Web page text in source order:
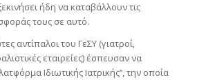
ήδη να καταβάλλουν τις
τους σε αυτό.
αντίπαλοι του ΓεΣΥ (γιατροί,
εταιρείες) έσπευσαν να
Ιδιωτικής Ιατρικής’’, την οποία